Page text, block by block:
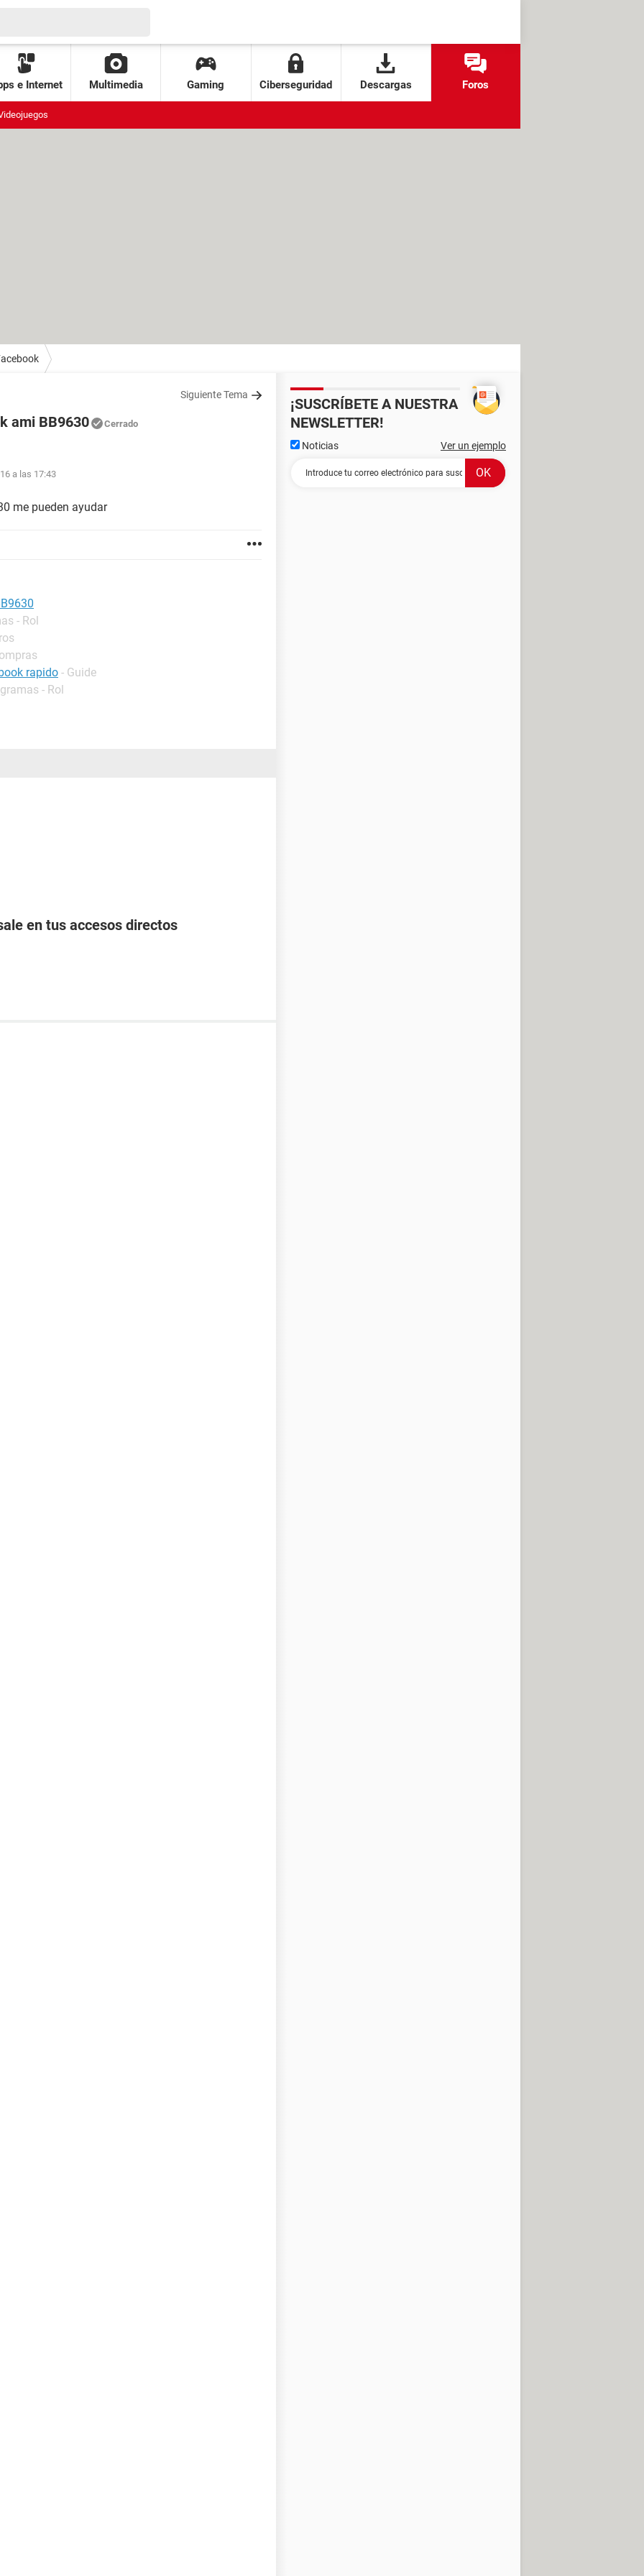
e Internet Multimedia Gaming Ciberseguridad Descargas Foros
Siguiente Tema
ami BB9630 Cerrado
a las 17:43
me pueden ayudar
- Rol
rapido - Guide
- Rol
en tus accesos directos
¡SUSCRÍBETE A NUESTRA
NEWSLETTER!
Noticias Ver un ejemplo